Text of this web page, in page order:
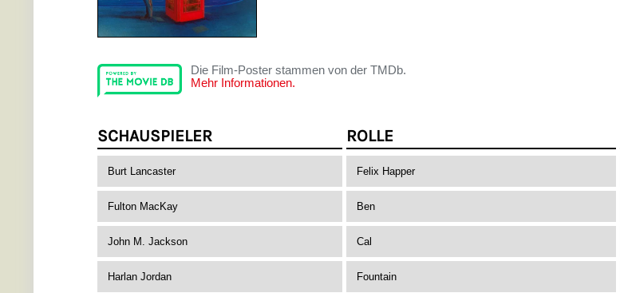
Die Film-Poster stammen von der TMDb.
Mehr Informationen.
SCHAUSPIELER ROLLE
Burt Lancaster Felix Happer
Fulton MacKay Ben
John M. Jackson Cal
Harlan Jordan Fountain